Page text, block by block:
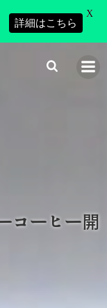
コーヒー開
詳細はこちら
X